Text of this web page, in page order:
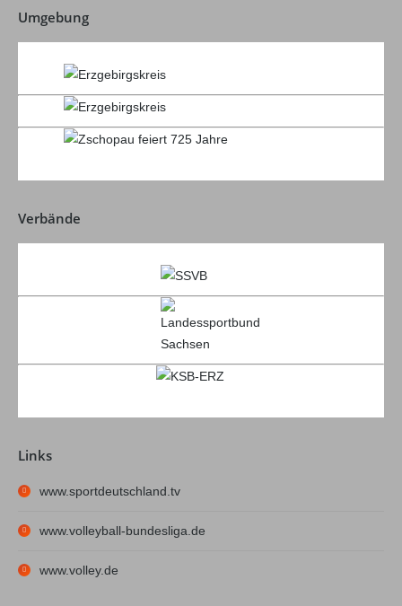
Umgebung
Verbände
Links
www.sportdeutschland.tv
www.volleyball-bundesliga.de
www.volley.de